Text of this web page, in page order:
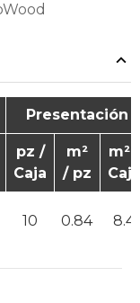
Presentación
pz /
Caja
m²
/ pz
m² /
Caja
10 0.84 8.4